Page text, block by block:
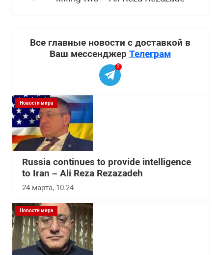
Все главные новости с доставкой в
Ваш мессенджер Телеграм
2
Новости мира
Russia continues to provide intelligence
to Iran – Ali Reza Rezazadeh
24 марта, 10:24
Новости мира